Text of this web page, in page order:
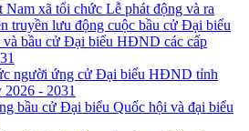
xã tổi chức Lễ phát động và ra
truyền lưu động cuộc bầu cử Đại biểu
bầu cử Đại biểu HĐND các cấp
người ứng cử Đại biểu HĐND tỉnh
2026 - 2031
bầu cử Đại biểu Quốc hội và đại biểu